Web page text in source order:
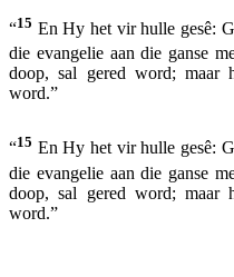
“15 En Hy het vir hulle gesê:
die evangelie aan die ganse
doop, sal gered word; maar
word.”
“15 En Hy het vir hulle gesê:
die evangelie aan die ganse
doop, sal gered word; maar
word.”